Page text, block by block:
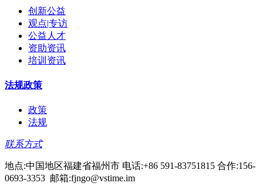
创新公益
观点|专访
公益人才
资助资讯
培训资讯
法规政策
政策
法规
联系方式
地点:中国地区福建省福州市 电话:+86 591-83751815 合作:156-
0693-3353 邮箱:fjngo@vstime.im